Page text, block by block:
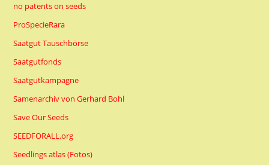
no patents on seeds
ProSpecieRara
Saatgut Tauschbörse
Saatgutfonds
Saatgutkampagne
Samenarchiv von Gerhard Bohl
Save Our Seeds
SEEDFORALL.org
Seedlings atlas (Fotos)